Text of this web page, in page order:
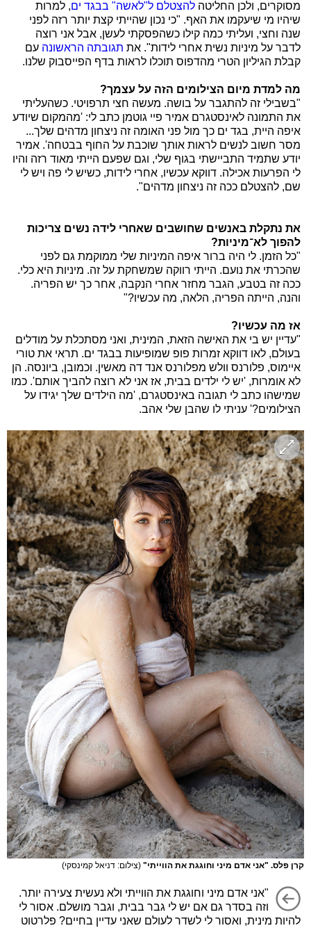
מסוקרים, ולכן החליטה להצטלם ל"לאשה" בבגד ים, למרות
שיהיו מי שיעקמו את האף. "כי נכון שהייתי קצת יותר רזה לפני
שנה וחצי, ועליתי כמה קילו כשהפסקתי לעשן, אבל אני רוצה
לדבר על מיניות נשית אחרי לידות". את תגובתה הראשונה עם
קבלת הגיליון הטרי מהדפוס תוכלו לראות בדף הפייסבוק שלנו.
מה למדת מיום הצילומים הזה על עצמך?
"בשבילי זה להתגבר על בושה. מעשה חצי תרפויטי. כשהעליתי
את התמונה לאינסטגרם אמיר פיי גוטמן כתב לי: 'מהמקום שיודע
איפה היית, בגד ים כך מול פני האומה זה ניצחון מדהים שלך...
מסר חשוב לנשים לראות אותך שוכבת על החוף בבטחה'. אמיר
יודע שתמיד התביישתי בגוף שלי, וגם שפעם הייתי מאוד רזה והיו
לי הפרעות אכילה. דווקא עכשיו, אחרי לידות, כשיש לי פה ויש לי
שם, להצטלם ככה זה ניצחון מדהים".
את נתקלת באנשים שחושבים שאחרי לידה נשים צריכות
להפוך לא־מיניות?
"כל הזמן. לי היה ברור איפה המיניות שלי ממוקמת גם לפני
שהכרתי את נועם. הייתי רווקה שמשחקת על זה. מיניות היא כלי.
ככה זה בטבע, הגבר מחזר אחרי הנקבה, אחר כך יש הפריה.
והנה, הייתה הפריה, הלאה, מה עכשיו?"
אז מה עכשיו?
"עדיין יש בי את האישה הזאת, המינית, ואני מסתכלת על מודלים
בעולם, לאו דווקא זמרות פופ שמופיעות בבגד ים. תראי את טורי
איימוס, פלורנס וולש מפלורנס אנד דה מאשין. וכמובן, ביונסה. הן
לא אומרות, 'יש לי ילדים בבית, אז אני לא רוצה להביך אותם'. כמו
שמישהו כתב לי תגובה באינסטגרם, 'מה הילדים שלך יגידו על
הצילומים?' עניתי לו שהבן שלי אהב.
קרן פלס. "אני אדם מיני וחוגגת את הווייתי" (צילום: דניאל קמינסקי)
"אני אדם מיני וחוגגת את הווייתי ולא נעשית צעירה יותר.
וזה בסדר גם אם יש לי גבר בבית, וגבר מושלם. אסור לי
להיות מינית, ואסור לי לשדר לעולם שאני עדיין בחיים? פלרטוט